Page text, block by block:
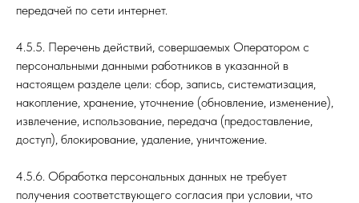
передачей по сети интернет.
4.5.5. Перечень действий, совершаемых Оператором с
персональными данными работников в указанной в
настоящем разделе цели: сбор, запись, систематизация,
накопление, хранение, уточнение (обновление, изменение),
извлечение, использование, передача (предоставление,
доступ), блокирование, удаление, уничтожение.
4.5.6. Обработка персональных данных не требует
получения соответствующего согласия при условии, что